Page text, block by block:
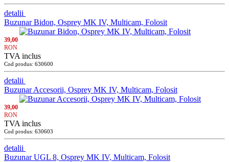
detalii
Buzunar Bidon, Osprey MK IV, Multicam, Folosit
39,00
RON
TVA inclus
Cod produs: 630600
detalii
Buzunar Accesorii, Osprey MK IV, Multicam, Folosit
39,00
RON
TVA inclus
Cod produs: 630603
detalii
Buzunar UGL 8, Osprey MK IV, Multicam, Folosit